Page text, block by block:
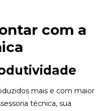
com a
mais e com maior
técnica, sua